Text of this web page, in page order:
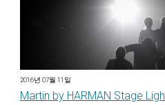
2016년 07월 11일
Martin by HARMAN Stage